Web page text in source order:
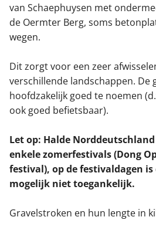
van Schaephuysen met
de Oermter Berg, soms
wegen.
Dit zorgt voor een zeer
verschillende landschappen. De
hoofdzakelijk goed te noemen
ook goed befietsbaar).
Let op: Halde
enkele zomerfestivals (Dong
festival), op de festivaldagen
mogelijk niet toegankelijk.
Gravelstroken en hun lengte in